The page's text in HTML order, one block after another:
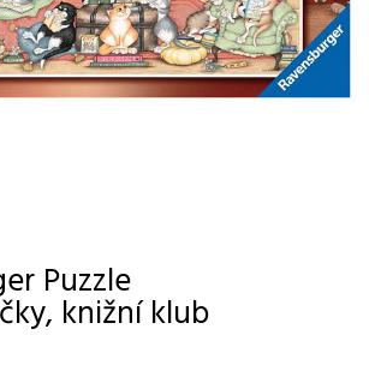
Puzzle
knižní klub